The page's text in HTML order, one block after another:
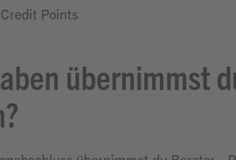
Points
übernimmst